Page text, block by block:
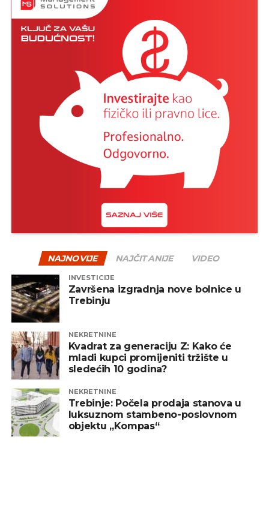
NAJNOVIJE NAJČITANIJE VIDEO
INVESTICIJE
Završena izgradnja nove bolnice u
Trebinju
NEKRETNINE
Kvadrat za generaciju Z: Kako će
mladi kupci promijeniti tržište u
sledećih 10 godina?
NEKRETNINE
Trebinje: Počela prodaja stanova u
luksuznom stambeno-poslovnom
objektu „Kompas“